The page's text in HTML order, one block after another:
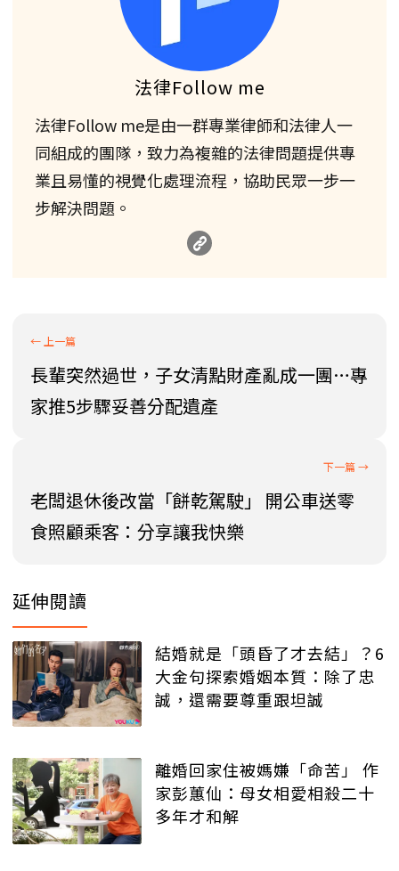
法律Follow me
法律Follow me是由一群專業律師和法律人一
同組成的團隊，致力為複雜的法律問題提供專
業且易懂的視覺化處理流程，協助民眾一步一
步解決問題。
長輩突然過世，子女清點財產亂成一團…專
家推5步驟妥善分配遺產
老闆退休後改當「餅乾駕駛」 開公車送零
食照顧乘客：分享讓我快樂
延伸閱讀
結婚就是「頭昏了才去結」？6
大金句探索婚姻本質：除了忠
誠，還需要尊重跟坦誠
離婚回家住被媽嫌「命苦」 作
家彭蕙仙：母女相愛相殺二十
多年才和解